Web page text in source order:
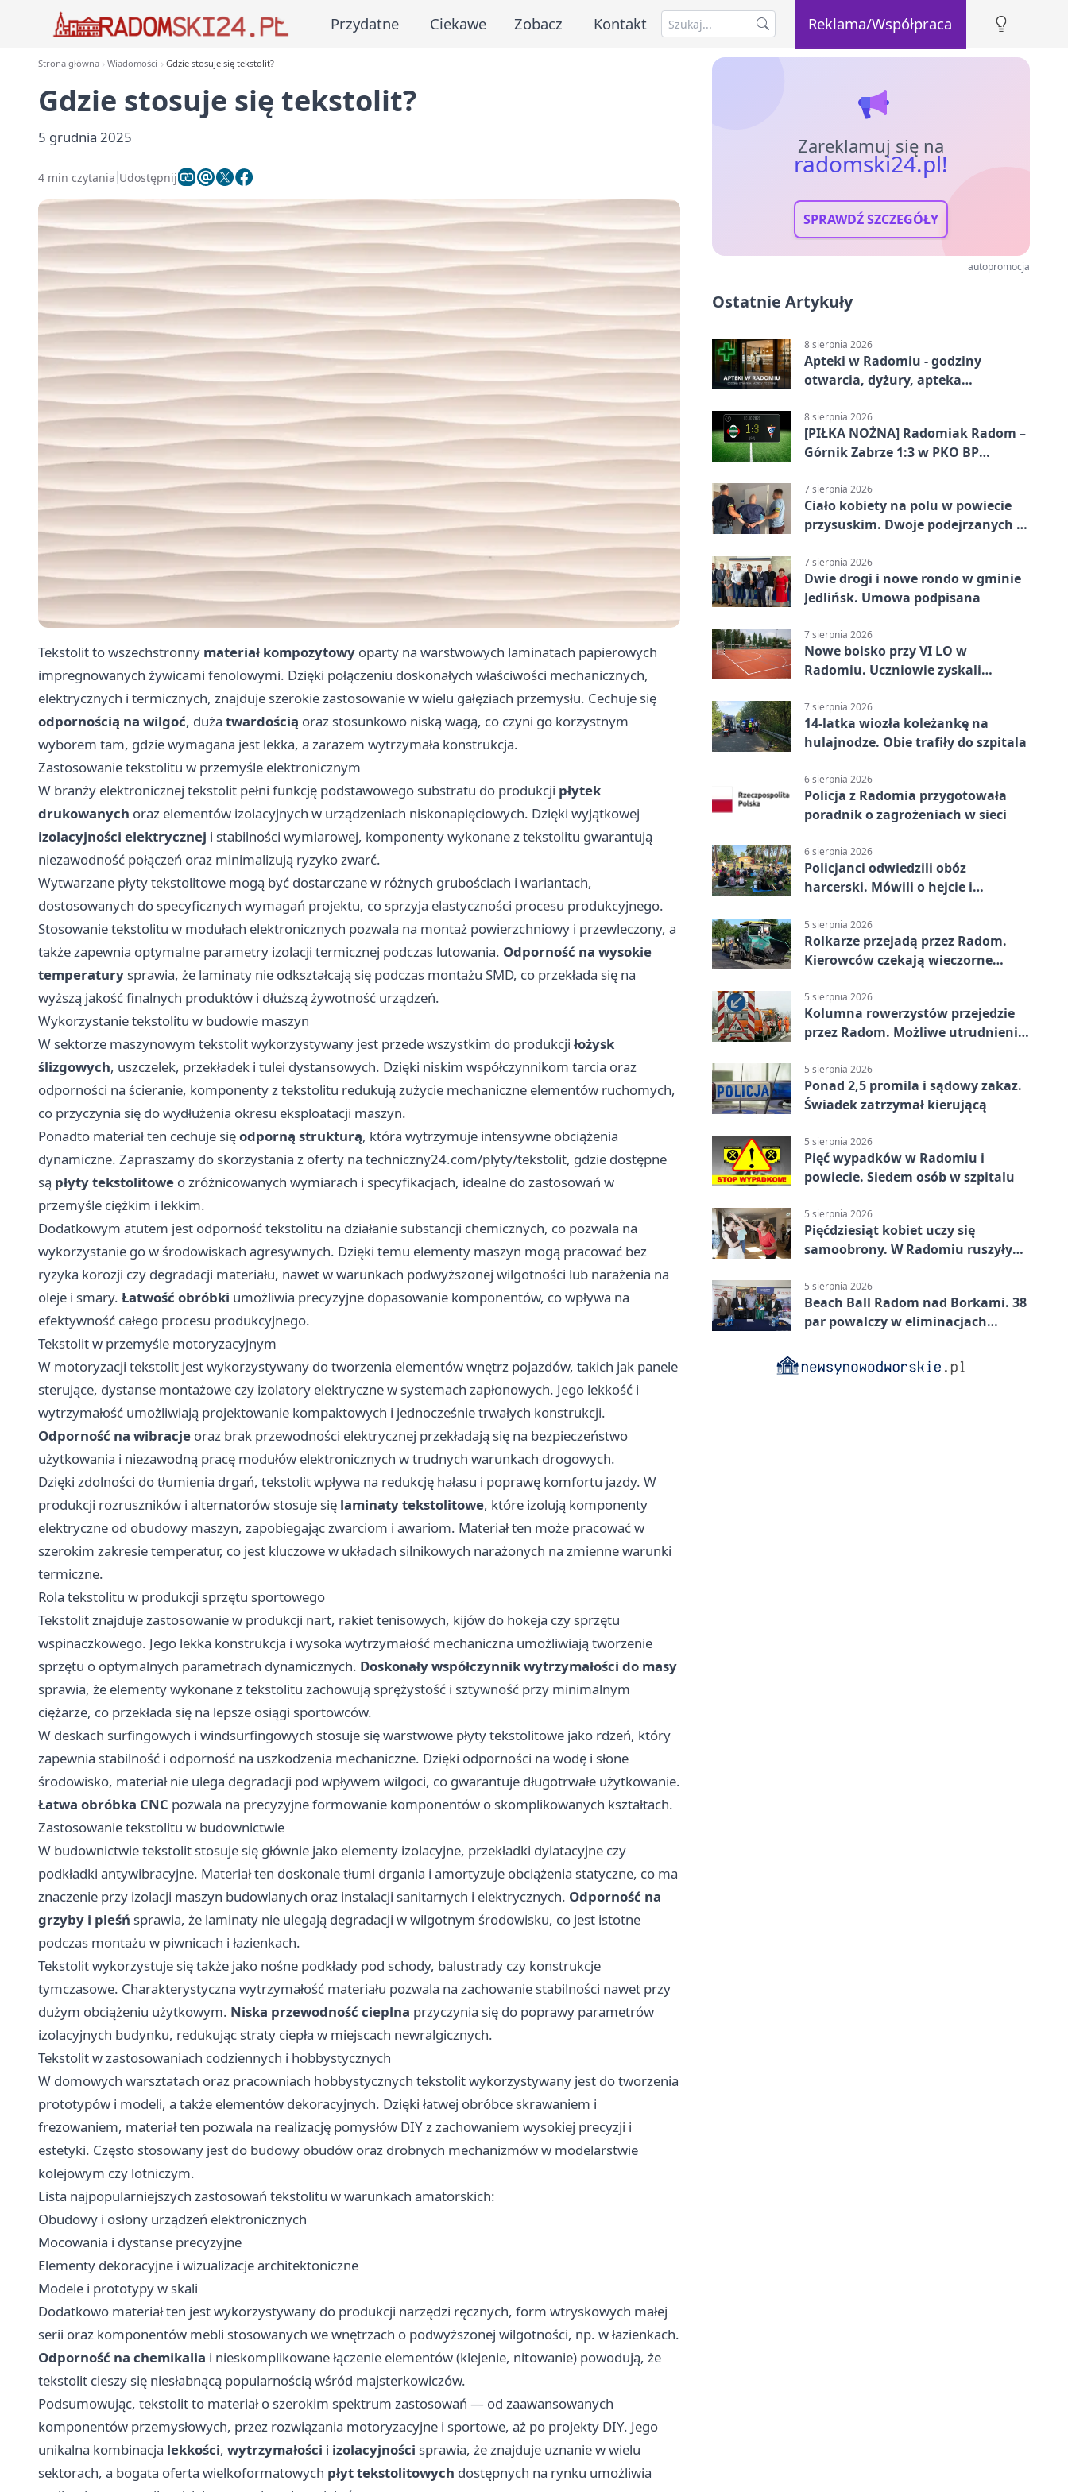
Przydatne Ciekawe Zobacz Kontakt Reklama/Współpraca
Strona główna Wiadomości Gdzie stosuje się tekstolit?
Gdzie stosuje się tekstolit?
5 grudnia 2025
4 min czytania Udostępnij
Tekstolit to wszechstronny materiał kompozytowy oparty na warstwowych laminatach papierowych
impregnowanych żywicami fenolowymi. Dzięki połączeniu doskonałych właściwości mechanicznych,
elektrycznych i termicznych, znajduje szerokie zastosowanie w wielu gałęziach przemysłu. Cechuje się
odpornością na wilgoć, duża twardością oraz stosunkowo niską wagą, co czyni go korzystnym
wyborem tam, gdzie wymagana jest lekka, a zarazem wytrzymała konstrukcja.
Zastosowanie tekstolitu w przemyśle elektronicznym
W branży elektronicznej tekstolit pełni funkcję podstawowego substratu do produkcji płytek
drukowanych oraz elementów izolacyjnych w urządzeniach niskonapięciowych. Dzięki wyjątkowej
izolacyjności elektrycznej i stabilności wymiarowej, komponenty wykonane z tekstolitu gwarantują
niezawodność połączeń oraz minimalizują ryzyko zwarć.
Wytwarzane płyty tekstolitowe mogą być dostarczane w różnych grubościach i wariantach,
dostosowanych do specyficznych wymagań projektu, co sprzyja elastyczności procesu produkcyjnego.
Stosowanie tekstolitu w modułach elektronicznych pozwala na montaż powierzchniowy i przewleczony, a
także zapewnia optymalne parametry izolacji termicznej podczas lutowania. Odporność na wysokie
temperatury sprawia, że laminaty nie odkształcają się podczas montażu SMD, co przekłada się na
wyższą jakość finalnych produktów i dłuższą żywotność urządzeń.
Wykorzystanie tekstolitu w budowie maszyn
W sektorze maszynowym tekstolit wykorzystywany jest przede wszystkim do produkcji łożysk
ślizgowych, uszczelek, przekładek i tulei dystansowych. Dzięki niskim współczynnikom tarcia oraz
odporności na ścieranie, komponenty z tekstolitu redukują zużycie mechaniczne elementów ruchomych,
co przyczynia się do wydłużenia okresu eksploatacji maszyn.
Ponadto materiał ten cechuje sięodporną strukturą, która wytrzymuje intensywne obciążenia
dynamiczne. Zapraszamy do skorzystania z oferty na techniczny24.com/plyty/tekstolit, gdzie dostępne
są płyty tekstolitowe o zróżnicowanych wymiarach i specyfikacjach, idealne do zastosowań w
przemyśle ciężkim i lekkim.
Dodatkowym atutem jest odporność tekstolitu na działanie substancji chemicznych, co pozwala na
wykorzystanie go w środowiskach agresywnych. Dzięki temu elementy maszyn mogą pracować bez
ryzyka korozji czy degradacji materiału, nawet w warunkach podwyższonej wilgotności lub narażenia na
oleje i smary. Łatwość obróbki umożliwia precyzyjne dopasowanie komponentów, co wpływa na
efektywność całego procesu produkcyjnego.
Tekstolit w przemyśle motoryzacyjnym
W motoryzacji tekstolit jest wykorzystywany do tworzenia elementów wnętrz pojazdów, takich jak panele
sterujące, dystanse montażowe czy izolatory elektryczne w systemach zapłonowych. Jego lekkość i
wytrzymałość umożliwiają projektowanie kompaktowych i jednocześnie trwałych konstrukcji.
Odporność na wibracje oraz brak przewodności elektrycznej przekładają się na bezpieczeństwo
użytkowania i niezawodną pracę modułów elektronicznych w trudnych warunkach drogowych.
Dzięki zdolności do tłumienia drgań, tekstolit wpływa na redukcję hałasu i poprawę komfortu jazdy. W
produkcji rozruszników i alternatorów stosuje się laminaty tekstolitowe, które izolują komponenty
elektryczne od obudowy maszyn, zapobiegając zwarciom i awariom. Materiał ten może pracować w
szerokim zakresie temperatur, co jest kluczowe w układach silnikowych narażonych na zmienne warunki
termiczne.
Rola tekstolitu w produkcji sprzętu sportowego
Tekstolit znajduje zastosowanie w produkcji nart, rakiet tenisowych, kijów do hokeja czy sprzętu
wspinaczkowego. Jego lekka konstrukcja i wysoka wytrzymałość mechaniczna umożliwiają tworzenie
sprzętu o optymalnych parametrach dynamicznych. Doskonały współczynnik wytrzymałości do masy
sprawia, że elementy wykonane z tekstolitu zachowują sprężystość i sztywność przy minimalnym
ciężarze, co przekłada się na lepsze osiągi sportowców.
W deskach surfingowych i windsurfingowych stosuje się warstwowe płyty tekstolitowe jako rdzeń, który
zapewnia stabilność i odporność na uszkodzenia mechaniczne. Dzięki odporności na wodę i słone
środowisko, materiał nie ulega degradacji pod wpływem wilgoci, co gwarantuje długotrwałe użytkowanie.
Łatwa obróbka CNC pozwala na precyzyjne formowanie komponentów o skomplikowanych kształtach.
Zastosowanie tekstolitu w budownictwie
W budownictwie tekstolit stosuje się głównie jako elementy izolacyjne, przekładki dylatacyjne czy
podkładki antywibracyjne. Materiał ten doskonale tłumi drgania i amortyzuje obciążenia statyczne, co ma
znaczenie przy izolacji maszyn budowlanych oraz instalacji sanitarnych i elektrycznych. Odporność na
grzyby i pleśń sprawia, że laminaty nie ulegają degradacji w wilgotnym środowisku, co jest istotne
podczas montażu w piwnicach i łazienkach.
Tekstolit wykorzystuje się także jako nośne podkłady pod schody, balustrady czy konstrukcje
tymczasowe. Charakterystyczna wytrzymałość materiału pozwala na zachowanie stabilności nawet przy
dużym obciążeniu użytkowym. Niska przewodność cieplna przyczynia się do poprawy parametrów
izolacyjnych budynku, redukując straty ciepła w miejscach newralgicznych.
Tekstolit w zastosowaniach codziennych i hobbystycznych
W domowych warsztatach oraz pracowniach hobbystycznych tekstolit wykorzystywany jest do tworzenia
prototypów i modeli, a także elementów dekoracyjnych. Dzięki łatwej obróbce skrawaniem i
frezowaniem, materiał ten pozwala na realizację pomysłów DIY z zachowaniem wysokiej precyzji i
estetyki. Często stosowany jest do budowy obudów oraz drobnych mechanizmów w modelarstwie
kolejowym czy lotniczym.
Lista najpopularniejszych zastosowań tekstolitu w warunkach amatorskich:
Obudowy i osłony urządzeń elektronicznych
Mocowania i dystanse precyzyjne
Elementy dekoracyjne i wizualizacje architektoniczne
Modele i prototypy w skali
Dodatkowo materiał ten jest wykorzystywany do produkcji narzędzi ręcznych, form wtryskowych małej
serii oraz komponentów mebli stosowanych we wnętrzach o podwyższonej wilgotności, np. w łazienkach.
Odporność na chemikalia i nieskomplikowane łączenie elementów (klejenie, nitowanie) powodują, że
tekstolit cieszy się niesłabnącą popularnością wśród majsterkowiczów.
Podsumowując, tekstolit to materiał o szerokim spektrum zastosowań — od zaawansowanych
komponentów przemysłowych, przez rozwiązania motoryzacyjne i sportowe, aż po projekty DIY. Jego
unikalna kombinacja lekkości, wytrzymałości i izolacyjności sprawia, że znajduje uznanie w wielu
sektorach, a bogata oferta wielkoformatowych płyt tekstolitowych dostępnych na rynku umożliwia
Zareklamuj się na
radomski24.pl!
SPRAWDŹ SZCZEGÓŁY
autopromocja
Ostatnie Artykuły
8 sierpnia 2026
Apteki w Radomiu - godziny
otwarcia, dyżury, apteka
8 sierpnia 2026
[PIŁKA NOŻNA] Radomiak Radom –
Górnik Zabrze 1:3 w PKO BP
golami pogrążył gospodarzy
7 sierpnia 2026
Ciało kobiety na polu w powiecie
przysuskim. Dwoje podejrzanych w
7 sierpnia 2026
Dwie drogi i nowe rondo w gminie
Jedlińsk. Umowa podpisana
7 sierpnia 2026
Nowe boisko przy VI LO w
Radomiu. Uczniowie zyskali
7 sierpnia 2026
14-latka wiozła koleżankę na
hulajnodze. Obie trafiły do szpitala
6 sierpnia 2026
Policja z Radomia przygotowała
poradnik o zagrożeniach w sieci
6 sierpnia 2026
Policjanci odwiedzili obóz
harcerski. Mówili o hejcie i
5 sierpnia 2026
Rolkarze przejadą przez Radom.
Kierowców czekają wieczorne
5 sierpnia 2026
Kolumna rowerzystów przejedzie
przez Radom. Możliwe utrudnienia
5 sierpnia 2026
Ponad 2,5 promila i sądowy zakaz.
Świadek zatrzymał kierującą
5 sierpnia 2026
Pięć wypadków w Radomiu i
powiecie. Siedem osób w szpitalu
5 sierpnia 2026
Pięćdziesiąt kobiet uczy się
samoobrony. W Radomiu ruszyły
5 sierpnia 2026
Beach Ball Radom nad Borkami. 38
par powalczy w eliminacjach